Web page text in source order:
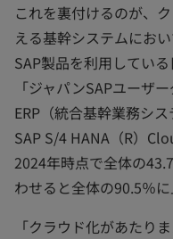
これを裏付けるのが、
える基幹システムにお
SAP製品を利用してい
「ジャパンSAPユーザ
ERP（統合基幹業務シ
SAP S/4 HANA（R）
2024年時点で全体の
わせると全体の90.5％に
「クラウド化があたり